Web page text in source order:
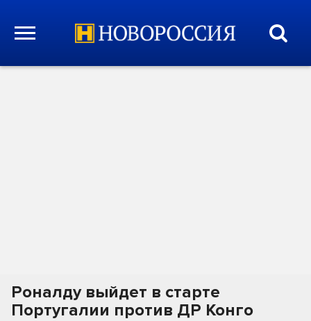
Роналду выйдет в старте
Португалии против ДР Конго